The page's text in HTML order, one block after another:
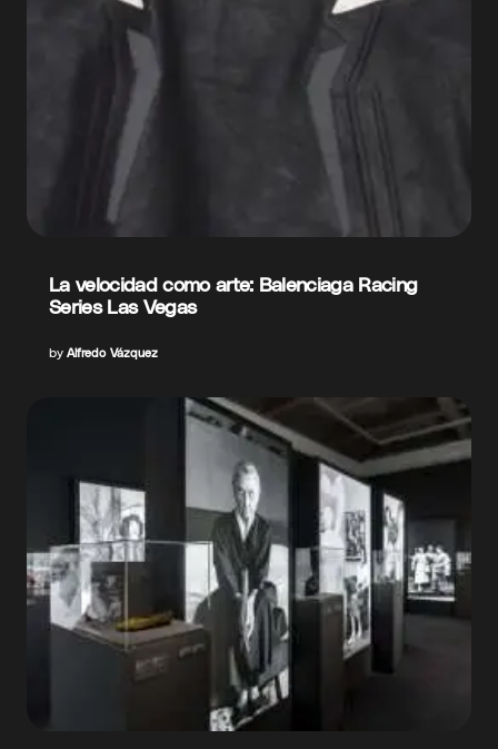
La velocidad como arte: Balenciaga Racing
Series Las Vegas
by Alfredo Vázquez